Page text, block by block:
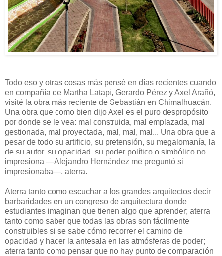
Todo eso y otras cosas más pensé en días recientes cuando
en compañía de Martha Latapí, Gerardo Pérez y Axel Arañó,
visité la obra más reciente de Sebastián en Chimalhuacán.
Una obra que como bien dijo Axel es el puro despropósito
por donde se le vea: mal construida, mal emplazada, mal
gestionada, mal proyectada, mal, mal, mal... Una obra que a
pesar de todo su artificio, su pretensión, su megalomanía, la
de su autor, su opacidad, su poder político o simbólico no
impresiona —Alejandro Hernández me preguntó si
impresionaba—, aterra.
Aterra tanto como escuchar a los grandes arquitectos decir
barbaridades en un congreso de arquitectura donde
estudiantes imaginan que tienen algo que aprender; aterra
tanto como saber que todas las obras son fácilmente
construibles si se sabe cómo recorrer el camino de
opacidad y hacer la antesala en las atmósferas de poder;
aterra tanto como pensar que no hay punto de comparación